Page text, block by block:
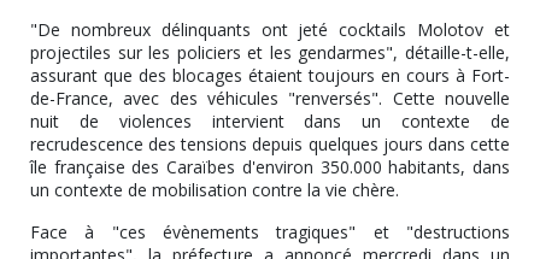
"De nombreux délinquants ont jeté cocktails Molotov et
projectiles sur les policiers et les gendarmes", détaille-t-elle,
assurant que des blocages étaient toujours en cours à Fort-
de-France, avec des véhicules "renversés". Cette nouvelle
nuit de violences intervient dans un contexte de
recrudescence des tensions depuis quelques jours dans cette
île française des Caraïbes d'environ 350.000 habitants, dans
un contexte de mobilisation contre la vie chère.
Face à "ces évènements tragiques" et "destructions